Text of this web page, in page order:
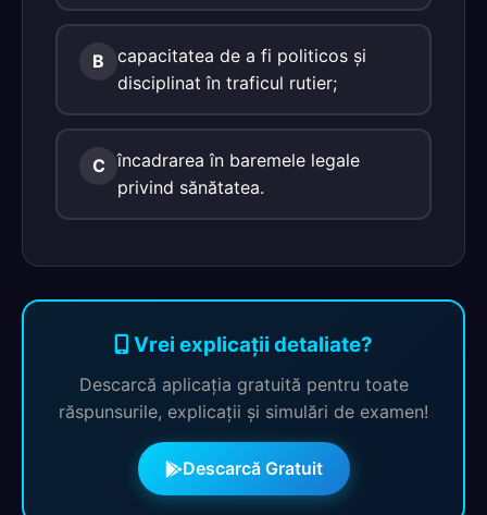
B
capacitatea de a fi politicos şi
disciplinat în traficul rutier;
C încadrarea în baremele legale
privind sănătatea.
Vrei explicații detaliate?
Descarcă aplicația gratuită pentru toate
răspunsurile, explicații și simulări de examen!
Descarcă Gratuit